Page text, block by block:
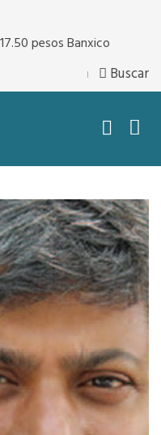
pesos Banxico
Buscar